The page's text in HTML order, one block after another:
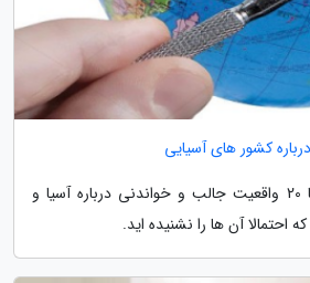
کشور های آسیایی
در ادامه مطلب شما را با 20 واقعیت جالب و خواندنی درباره آسیا و
احتمالا آن ها را نشنیده اید.